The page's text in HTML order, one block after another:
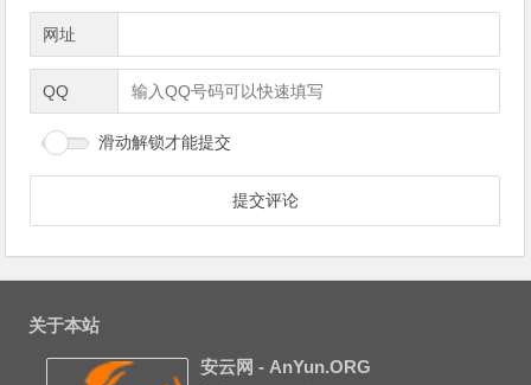
网址
QQ
滑动解锁才能提交
关于本站
安云网 - AnYun.ORG